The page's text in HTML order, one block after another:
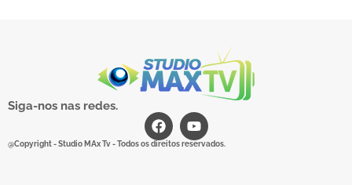
Siga-nos nas redes.
@Copyright - Studio MAx Tv - Todos os direitos reservados.